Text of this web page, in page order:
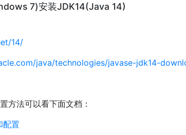
7)安装JDK14(Java 14)
14/
java/technologies/javase-jdk14-
方法可以看下面文档：
配置